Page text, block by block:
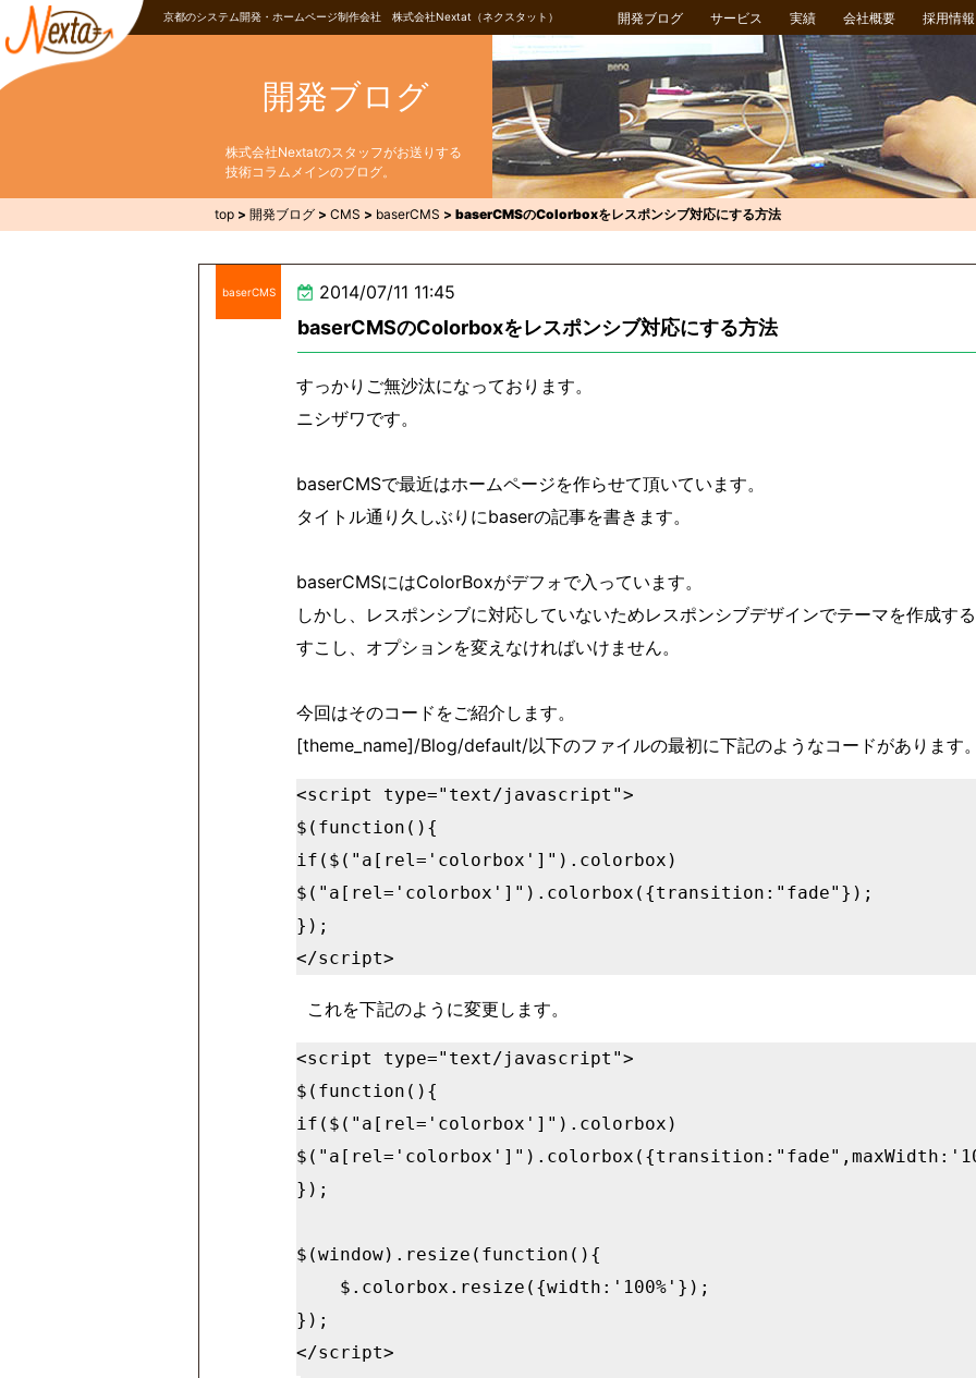
京都のシステム開発・ホームページ制作会社 株式会社Nextat（ネクスタット） 開発ブログ サービス 実績 会社概要 採用情報
開発ブログ
株式会社Nextatのスタッフがお送りする
技術コラムメインのブログ。
top > 開発ブログ > CMS > baserCMS > baserCMSのColorboxをレスポンシブ対応にする方法
baserCMS 2014/07/11 11:45
baserCMSのColorboxをレスポンシブ対応にする方法
すっかりご無沙汰になっております。
ニシザワです。
baserCMSで最近はホームページを作らせて頂いています。
タイトル通り久しぶりにbaserの記事を書きます。
baserCMSにはColorBoxがデフォで入っています。
しかし、レスポンシブに対応していないためレスポンシブデザインでテーマを作成す
すこし、オプションを変えなければいけません。
今回はそのコードをご紹介します。
[theme_name]/Blog/default/以下のファイルの最初に下記のようなコードがあります。
<script type="text/javascript">
$(function(){
if($("a[rel='colorbox']").colorbox)
$("a[rel='colorbox']").colorbox({transition:"fade"});
});
これを下記のように変更します。
<script type="text/javascript">
$(function(){
if($("a[rel='colorbox']").colorbox)
});
$(window).resize(function(){
});